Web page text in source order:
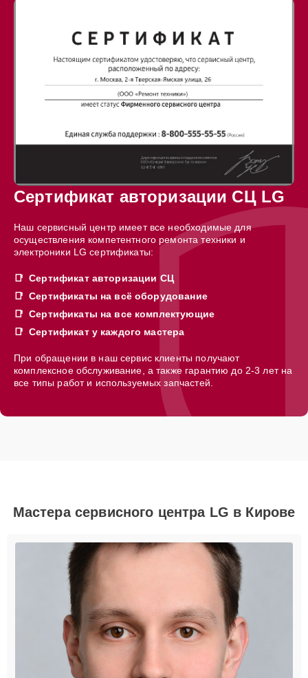
Сертификат авторизации СЦ LG
Наш сервисный центр имеет все необходимые для
осуществления компетентного ремонта техники и
электроники LG сертификаты:
Сертификат авторизации СЦ
Сертификаты на всё оборудование
Сертификаты на все комплектующие
Сертификат у каждого мастера
При обращении в наш сервис клиенты получают
комплексное обслуживание, а также гарантию до 2-3 лет на
все типы работ и используемых запчастей.
Мастера сервисного центра LG в Кирове